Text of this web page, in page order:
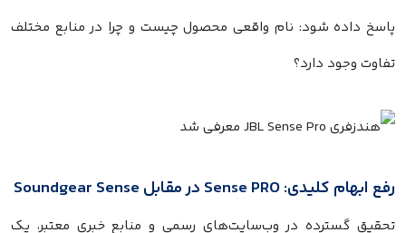
پاسخ داده شود: نام واقعی محصول چیست و چرا در منابع مختلف
تفاوت وجود دارد؟
رفع ابهام کلیدی: Sense PRO در مقابل Soundgear Sense
تحقیق گسترده در وب‌سایت‌های رسمی و منابع خبری معتبر، یک